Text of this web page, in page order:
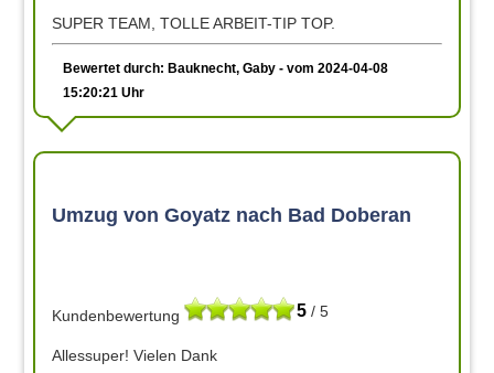
SUPER TEAM, TOLLE ARBEIT-TIP TOP.
Bewertet durch: Bauknecht, Gaby - vom 2024-04-08
15:20:21 Uhr
Umzug von Goyatz nach Bad Doberan
5 / 5
Kundenbewertung
Allessuper! Vielen Dank